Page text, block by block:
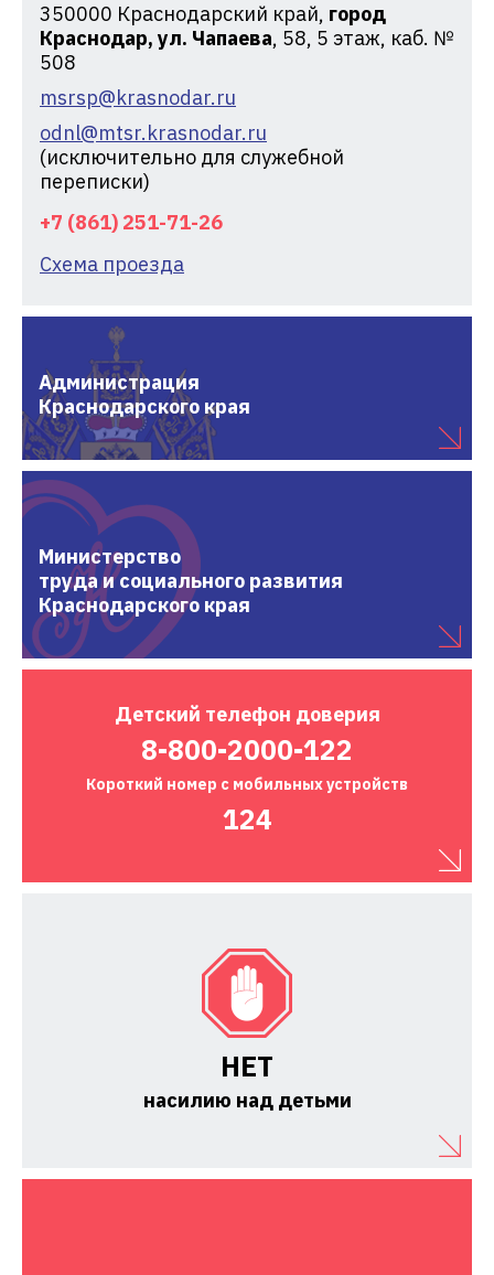
350000 Краснодарский край, город
Краснодар, ул. Чапаева, 58, 5 этаж, каб. №
508
msrsp@krasnodar.ru
odnl@mtsr.krasnodar.ru
(исключительно для служебной
переписки)
+7 (861) 251-71-26
Схема проезда
Администрация
Краснодарского края
Министерство
труда и социального развития
Краснодарского края
Детский телефон доверия
8-800-2000-122
Короткий номер с мобильных устройств
124
НЕТ
насилию над детьми